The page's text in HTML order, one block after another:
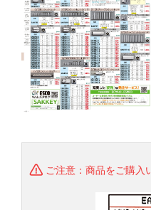
ご注意：商品をご購入